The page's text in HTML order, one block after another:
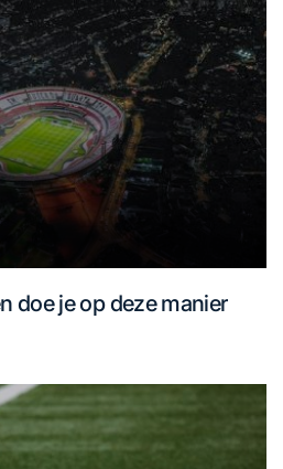
doe je op deze manier